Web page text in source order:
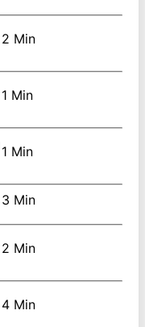
2 Min
1 Min
1 Min
3 Min
2 Min
4 Min